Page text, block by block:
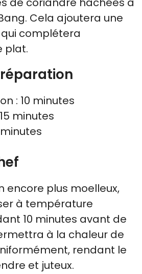
Cela ajoutera une
complétera
plat.
: 10 minutes
minutes
encore plus moelleux,
à température
10 minutes avant de
à la chaleur de
rendant le
et juteux.